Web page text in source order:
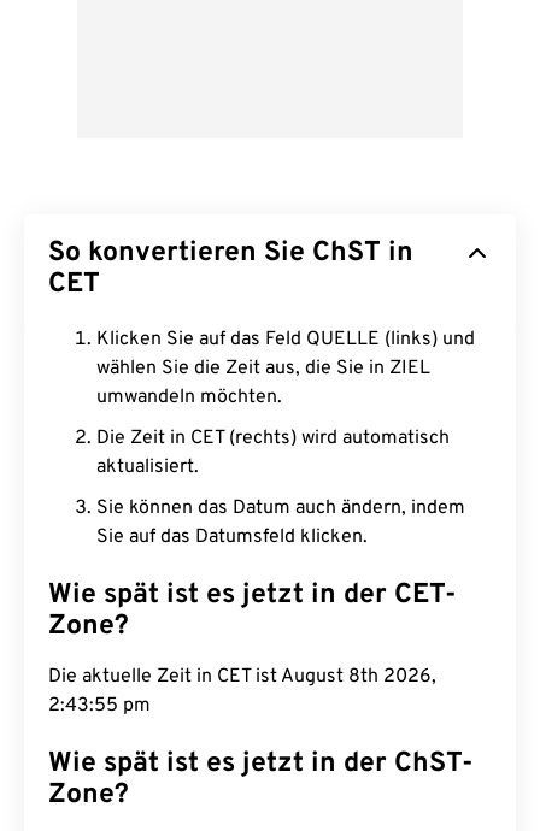
So konvertieren Sie ChST in
CET
Klicken Sie auf das Feld QUELLE (links) und
wählen Sie die Zeit aus, die Sie in ZIEL
umwandeln möchten.
Die Zeit in CET (rechts) wird automatisch
aktualisiert.
Sie können das Datum auch ändern, indem
Sie auf das Datumsfeld klicken.
Wie spät ist es jetzt in der CET-
Zone?
Die aktuelle Zeit in CET ist August 8th 2026,
2:43:56 pm
Wie spät ist es jetzt in der ChST-
Zone?